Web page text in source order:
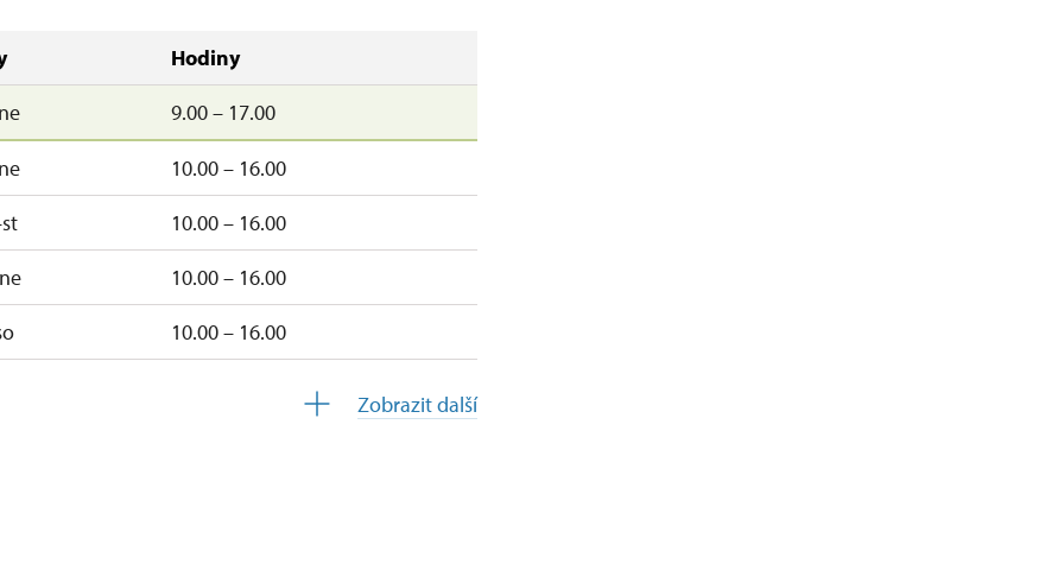
Hodiny
9.00 – 17.00
10.00 – 16.00
10.00 – 16.00
10.00 – 16.00
10.00 – 16.00
10.00 – 16.00
Zobrazit další